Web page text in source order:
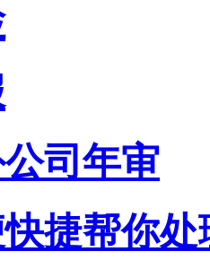
司年审
捷帮你